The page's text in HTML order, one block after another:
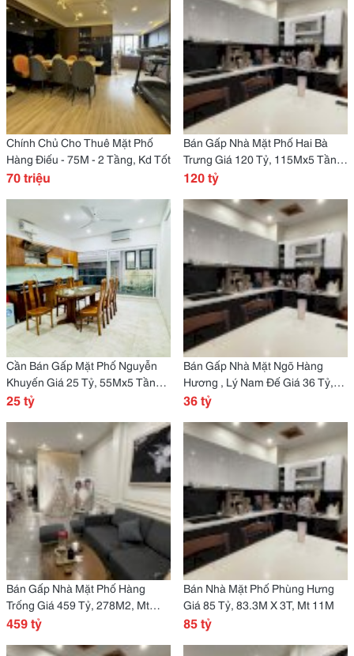
Chính Chủ Cho Thuê Mặt Phố
Hàng Điếu - 75M - 2 Tầng, Kd Tốt
70 triệu
Bán Gấp Nhà Mặt Phố Hai Bà
Trưng Giá 120 Tỷ, 115Mx5 Tầng,
Mt 5,1M.
120 tỷ
Cần Bán Gấp Mặt Phố Nguyễn
Khuyến Giá 25 Tỷ, 55Mx5 Tầng,
Đầu Tư Tốt
25 tỷ
Bán Gấp Nhà Mặt Ngõ Hàng
Hương , Lý Nam Đế Giá 36 Tỷ,
75Mx5 Tầng, Kinh Doanh Tốt
36 tỷ
Bán Gấp Nhà Mặt Phố Hàng
Trống Giá 459 Tỷ, 278M2, Mt
7,7M. Đầu Tư Xd
459 tỷ
Bán Nhà Mặt Phố Phùng Hưng
Giá 85 Tỷ, 83.3M X 3T, Mt 11M
85 tỷ